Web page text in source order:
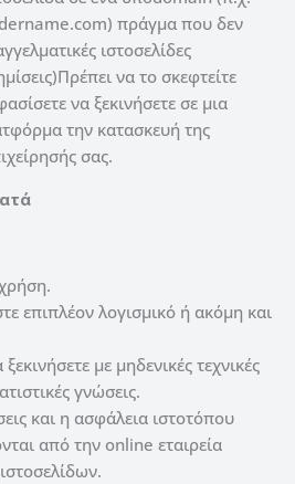
πράγμα που δεν
ιστοσελίδες
να το σκεφτείτε
να ξεκινήσετε σε μια
την κατασκευή της
σας.
επιπλέον λογισμικό ή ακόμη και
με μηδενικές τεχνικές
γνώσεις.
και η ασφάλεια ιστοτόπου
από την online εταιρεία